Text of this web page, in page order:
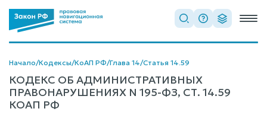
Начало/Кодексы/КоАП РФ/Глава 14/Статья 14.59
КОДЕКС ОБ АДМИНИСТРАТИВНЫХ
ПРАВОНАРУШЕНИЯХ N 195-ФЗ, СТ. 14.59
КОАП РФ